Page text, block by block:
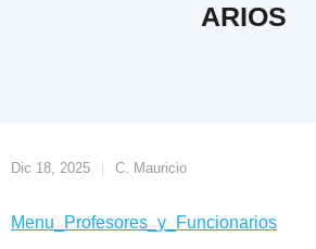
ARIOS
Dic 18, 2025 C. Mauricio
Menu_Profesores_y_Funcionarios